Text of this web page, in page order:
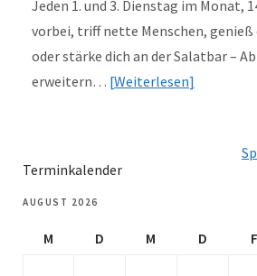
Jeden 1. und 3. Dienstag im Monat,
vorbei, triff nette Menschen, genieß
oder stärke dich an der Salatbar –
erweitern… Weiterlesen
Terminkalender
AUGUST 2026
M D M D F